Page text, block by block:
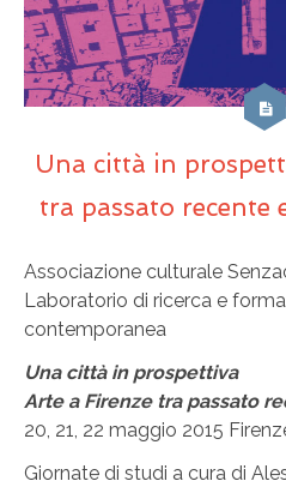
Una città in
tra passato
Associazione culturale
Laboratorio di ricerca e
contemporanea
Una città in prospettiva
Arte a Firenze tra passato
20, 21, 22 maggio 2015
Giornate di studi a cura di